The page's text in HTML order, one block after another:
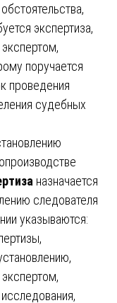
экспертиза,
поручается
проведения
судебных
назначается
следователя
указываются: